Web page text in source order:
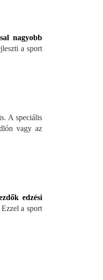
nagyobb
a sport
A speciális
vagy az
edzési
a sport